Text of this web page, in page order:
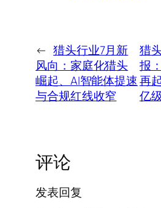
← 猎头行业7月新
风向：家庭化猎头
崛起、AI智能体提速
与合规红线收窄
猎
报
再
亿
评论
发表回复